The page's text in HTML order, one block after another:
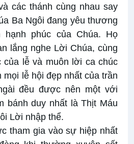
các thánh cùng nhau say
Ba Ngôi đang yêu thương
hạnh phúc của Chúa. Họ
lắng nghe Lời Chúa, cùng
của lễ và muôn lời ca chúc
lễ hội đẹp nhất của trần
đều được nên một với
bánh duy nhất là Thịt Máu
Lời nhập thể.
tham gia vào sự hiệp nhất